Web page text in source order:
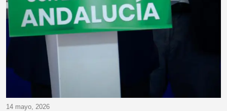
14 mayo, 2026